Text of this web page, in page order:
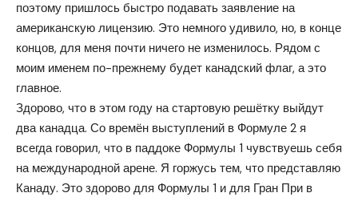
поэтому пришлось быстро подавать заявление на
американскую лицензию. Это немного удивило, но, в конце
концов, для меня почти ничего не изменилось. Рядом с
моим именем по-прежнему будет канадский флаг, а это
главное.
Здорово, что в этом году на стартовую решётку выйдут
два канадца. Со времён выступлений в Формуле 2 я
всегда говорил, что в паддоке Формулы 1 чувствуешь себя
на международной арене. Я горжусь тем, что представляю
Канаду. Это здорово для Формулы 1 и для Гран При в